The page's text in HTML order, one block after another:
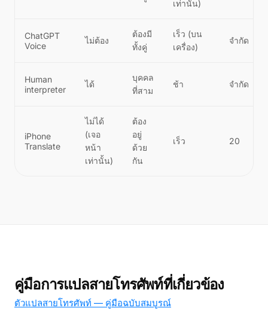
เท่านั้น)
ChatGPT
Voice
ไม่ต้อง
ต้องมี
ทั้งคู่
เร็ว (บน
เครื่อง)
จำกัด
Human
interpreter
ได้
บุคคล
ที่สาม
ช้า จำกัด
iPhone
Translate
ไม่ได้
(เจอ
หน้า
เท่านั้น)
ต้อง
อยู่
ด้วย
กัน
เร็ว 20
คู่มือการแปลสายโทรศัพท์ที่เกี่ยวข้อง
ตัวแปลสายโทรศัพท์ — คู่มือฉบับสมบูรณ์